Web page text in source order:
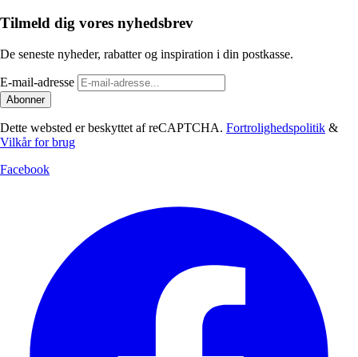
Tilmeld dig vores nyhedsbrev
De seneste nyheder, rabatter og inspiration i din postkasse.
E-mail-adresse
Abonner
Dette websted er beskyttet af reCAPTCHA. Fortrolighedspolitik &
Vilkår for brug
Facebook